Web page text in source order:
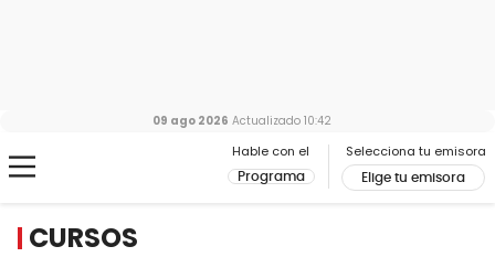
Hable con el
Programa
Selecciona tu emisora
Elige tu emisora
09 ago 2026 Actualizado 10:42
CURSOS